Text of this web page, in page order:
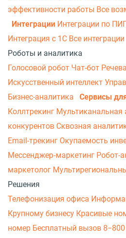
эффективности работы Все
Интеграции Интеграции по
Интеграция с 1С Все интеграции
Роботы и аналитика
Голосовой робот Чат-бот
Искусственный интеллект
Бизнес-аналитика
Сервисы
Коллтрекинг Мультиканальная
конкурентов Сквозная
Email-трекинг Окупаемость
Мессенджер‑маркетинг Робот-
маркетолог
Решения
Телефонизация офиса
Крупному бизнесу Красивые
номер Бесплатный вызов 8−800